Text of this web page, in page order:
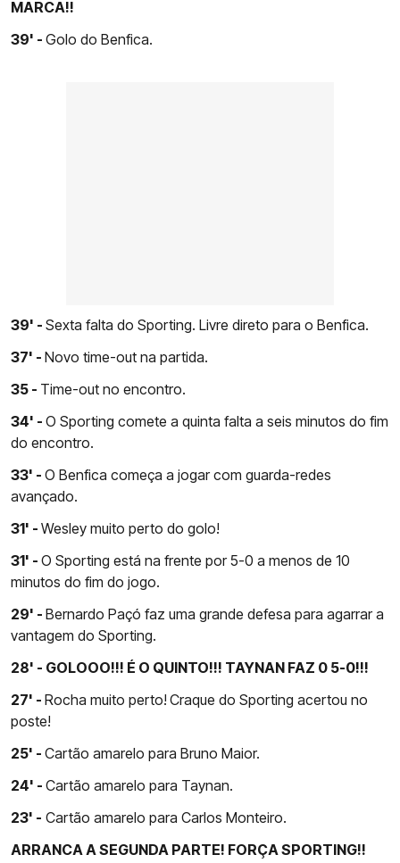
MARCA!!
39' - Golo do Benfica.
39' - Sexta falta do Sporting. Livre direto para o Benfica.
37' - Novo time-out na partida.
35 - Time-out no encontro.
34' - O Sporting comete a quinta falta a seis minutos do fim
do encontro.
33' - O Benfica começa a jogar com guarda-redes
avançado.
31' - Wesley muito perto do golo!
31' - O Sporting está na frente por 5-0 a menos de 10
minutos do fim do jogo.
29' - Bernardo Paçó faz uma grande defesa para agarrar a
vantagem do Sporting.
28' - GOLOOO!!! É O QUINTO!!! TAYNAN FAZ 0 5-0!!!
27' - Rocha muito perto! Craque do Sporting acertou no
poste!
25' - Cartão amarelo para Bruno Maior.
24' - Cartão amarelo para Taynan.
23' - Cartão amarelo para Carlos Monteiro.
ARRANCA A SEGUNDA PARTE! FORÇA SPORTING!!